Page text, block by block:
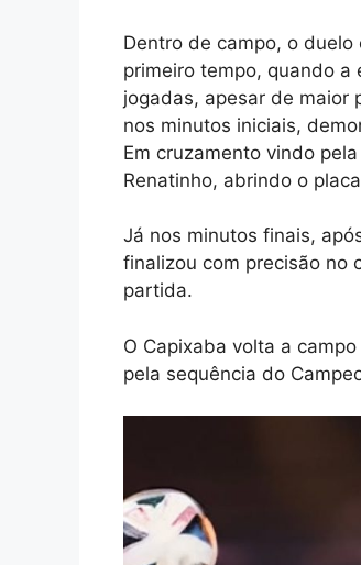
Dentro de campo, o
primeiro tempo, quando
jogadas, apesar de maior
nos minutos iniciais,
Em cruzamento vindo
Renatinho, abrindo o
Já nos minutos finais,
finalizou com precisão no
partida.
O Capixaba volta a
pela sequência do